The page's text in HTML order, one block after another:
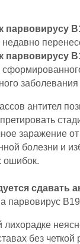
парвовирусу
недавно
парвовирусу
заболевания
антител
заражение
болезни и
ошибок.
сдавать
парвовирус
лихорадке
без четкой